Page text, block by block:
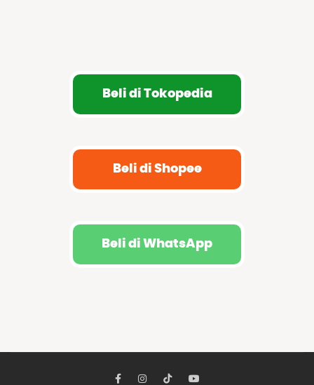
Beli di Tokopedia
Beli di Shopee
Beli di WhatsApp